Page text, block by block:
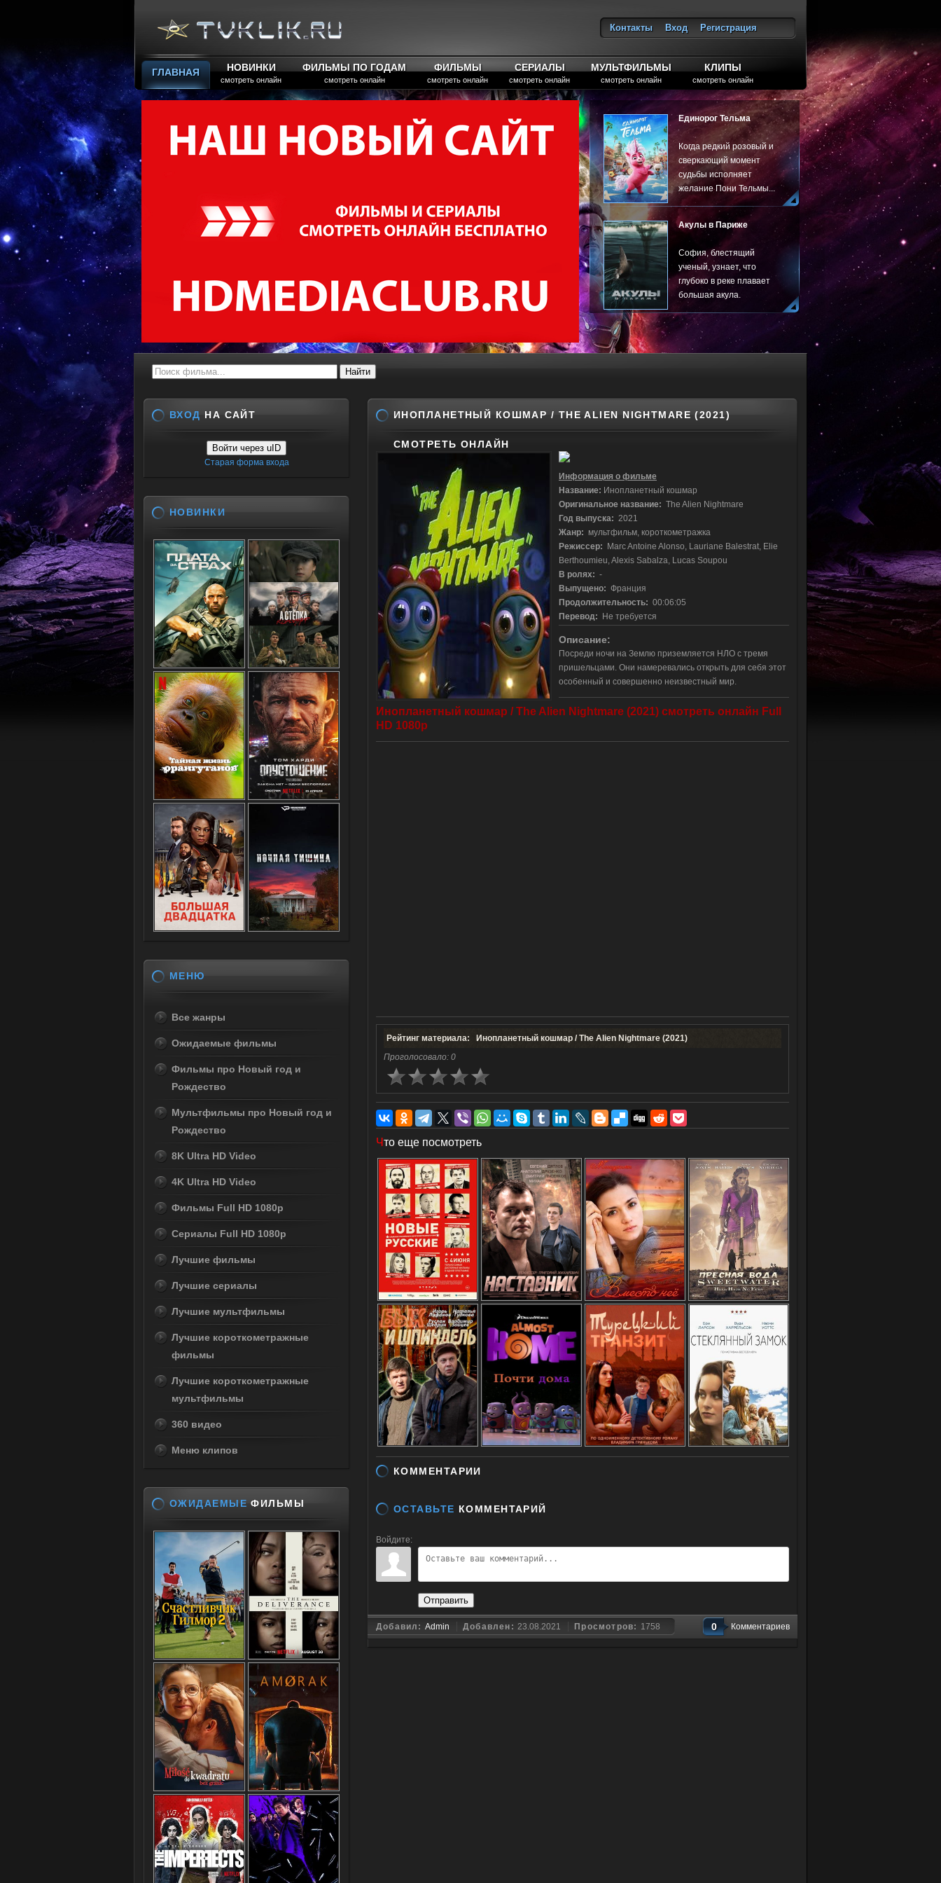
Контакты Вход
Регистрация
ГЛАВНАЯ НОВИНКИ
смотреть онлайн
ФИЛЬМЫ ПО ГОДАМ
смотреть онлайн
ФИЛЬМЫ
смотреть онлайн
СЕРИАЛЫ
смотреть онлайн
МУЛЬТФИЛЬМЫ
смотреть онлайн
КЛИПЫ
смотреть онлайн
Единорог Тельма
Когда редкий розовый и
сверкающий момент
судьбы исполняет
желание Пони Тельмы...
Акулы в Париже
София, блестящий
ученый, узнает, что
глубоко в реке плавает
большая акула.
ИНОПЛАНЕТНЫЙ КОШМАР / THE ALIEN NIGHTMARE (2021)
СМОТРЕТЬ ОНЛАЙН
Информация о фильме
Название: Инопланетный кошмар
Оригинальное название: The Alien Nightmare
Год выпуска: 2021
Жанр: мультфильм, короткометражка
Режиссер: Marc Antoine Alonso, Lauriane Balestrat, Elie
Berthoumieu, Alexis Sabalza, Lucas Soupou
В ролях: -
Выпущено: Франция
Продолжительность: 00:06:05
Перевод: Не требуется
Описание:
Посреди ночи на Землю приземляется НЛО с тремя
пришельцами. Они намеревались открыть для себя этот
особенный и совершенно неизвестный мир.
Инопланетный кошмар / The Alien Nightmare (2021) смотреть онлайн Full
HD 1080p
Рейтинг материала: Инопланетный кошмар / The Alien Nightmare (2021)
Проголосовало: 0
Что еще посмотреть
КОММЕНТАРИИ
ОСТАВЬТЕ КОММЕНТАРИЙ
Войдите:
Отправить
Добавил: Admin Добавлен:23.08.2021 Просмотров: 1758 0 Комментариев
ВХОД НА САЙТ
Войти через uID
Старая форма входа
НОВИНКИ
МЕНЮ
Все жанры
Ожидаемые фильмы
Фильмы про Новый год и
Рождество
Мультфильмы про Новый год и
Рождество
8K Ultra HD Video
4K Ultra HD Video
Фильмы Full HD 1080p
Сериалы Full HD 1080p
Лучшие фильмы
Лучшие сериалы
Лучшие мультфильмы
Лучшие короткометражные
фильмы
Лучшие короткометражные
мультфильмы
360 видео
Меню клипов
ОЖИДАЕМЫЕ ФИЛЬМЫ